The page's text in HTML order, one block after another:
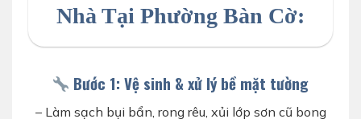
Nhà Tại Phường Bàn Cờ:
Bước 1: Vệ sinh & xử lý bề mặt tường
– Làm sạch bụi bẩn, rong rêu, xủi lớp sơn cũ bong